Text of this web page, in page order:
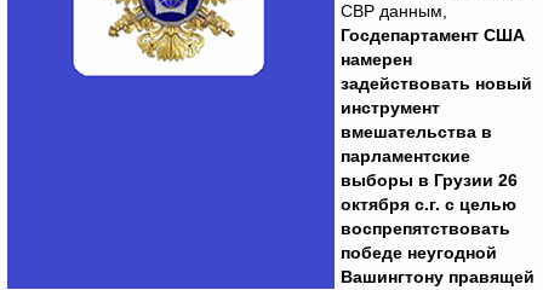
СВР данным,
Госдепартамент США
намерен
задействовать новый
инструмент
вмешательства в
парламентские
выборы в Грузии 26
октября с.г. с целью
воспрепятствовать
победе неугодной
Вашингтону правящей